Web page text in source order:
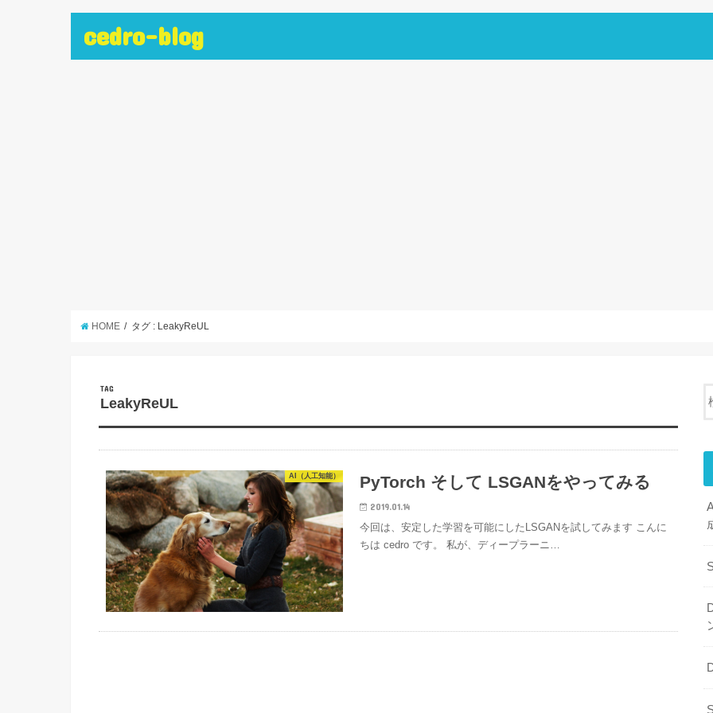
cedro-blog
HOME タグ : LeakyReUL
TAG
LeakyReUL
AI（人工知能） PyTorch そして LSGANをやってみる
2019.01.14
今回は、安定した学習を可能にしたLSGANを試してみます こんに
ちは cedro です。 私が、ディープラーニ…